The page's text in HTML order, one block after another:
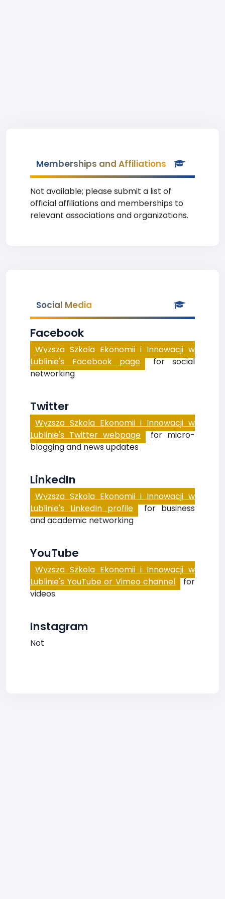
Memberships and Affiliations
Not available; please submit a list of
official affiliations and memberships to
relevant associations and organizations.
Social Media
Facebook
Wyzsza Szkola Ekonomii i Innowacji w
Lublinie's Facebook page for social
networking
Twitter
Wyzsza Szkola Ekonomii i Innowacji w
Lublinie's Twitter webpage for micro-
blogging and news updates
LinkedIn
Wyzsza Szkola Ekonomii i Innowacji w
Lublinie's LinkedIn profile for business
and academic networking
YouTube
Wyzsza Szkola Ekonomii i Innowacji w
Lublinie's YouTube or Vimeo channel for
videos
Instagram
Not